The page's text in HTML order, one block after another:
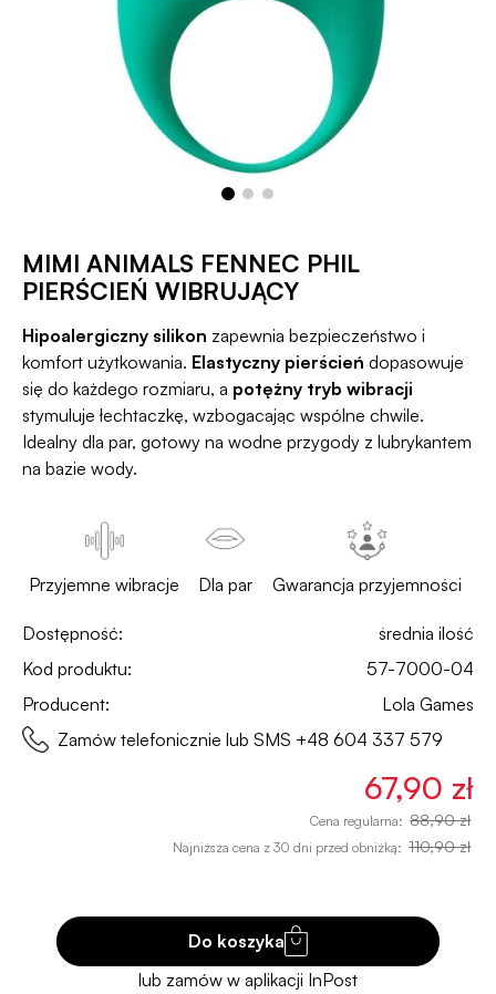
MIMI ANIMALS FENNEC PHIL
PIERŚCIEŃ WIBRUJĄCY
Hipoalergiczny silikon zapewnia bezpieczeństwo i
komfort użytkowania. Elastyczny pierścień dopasowuje
się do każdego rozmiaru, a potężny tryb wibracji
stymuluje łechtaczkę, wzbogacając wspólne chwile.
Idealny dla par, gotowy na wodne przygody z lubrykantem
na bazie wody.
Przyjemne wibracje Dla par Gwarancja przyjemności
Dostępność:
średnia ilość
Kod produktu:
57-7000-04
Producent:
Lola Games
Zamów telefonicznie lub SMS +48 604 337 579
67,90 zł
Cena regularna: 88,90 zł
Najniższa cena z 30 dni przed obniżką: 110,90 zł
Do koszyka